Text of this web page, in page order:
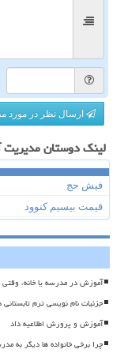
ارسال نظر در مورد
لینک دوستان
فیش حج
قیمت بیسیم کنوود
آموزش در مدرسه یا خانه، وقتی
جزئیات نام نویسی ترم تابستانی
آموزش و پرورش اطلاعیه داد
چرا برخی خانواده ها دیگر به